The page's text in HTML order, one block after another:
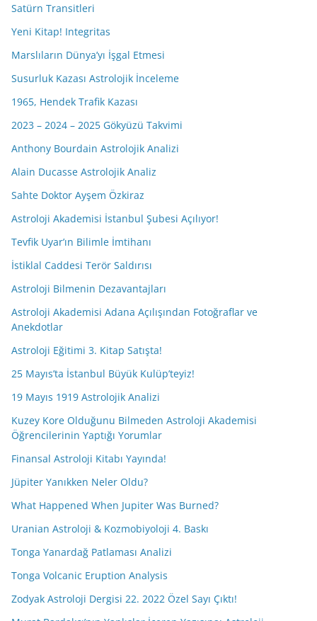
Satürn Transitleri
Yeni Kitap! Integritas
Marslıların Dünya’yı İşgal Etmesi
Susurluk Kazası Astrolojik İnceleme
1965, Hendek Trafik Kazası
2023 – 2024 – 2025 Gökyüzü Takvimi
Anthony Bourdain Astrolojik Analizi
Alain Ducasse Astrolojik Analiz
Sahte Doktor Ayşem Özkiraz
Astroloji Akademisi İstanbul Şubesi Açılıyor!
Tevfik Uyar’ın Bilimle İmtihanı
İstiklal Caddesi Terör Saldırısı
Astroloji Bilmenin Dezavantajları
Astroloji Akademisi Adana Açılışından Fotoğraflar ve
Anekdotlar
Astroloji Eğitimi 3. Kitap Satışta!
25 Mayıs’ta İstanbul Büyük Kulüp’teyiz!
19 Mayıs 1919 Astrolojik Analizi
Kuzey Kore Olduğunu Bilmeden Astroloji Akademisi
Öğrencilerinin Yaptığı Yorumlar
Finansal Astroloji Kitabı Yayında!
Jüpiter Yanıkken Neler Oldu?
What Happened When Jupiter Was Burned?
Uranian Astroloji & Kozmobiyoloji 4. Baskı
Tonga Yanardağ Patlaması Analizi
Tonga Volcanic Eruption Analysis
Zodyak Astroloji Dergisi 22. 2022 Özel Sayı Çıktı!